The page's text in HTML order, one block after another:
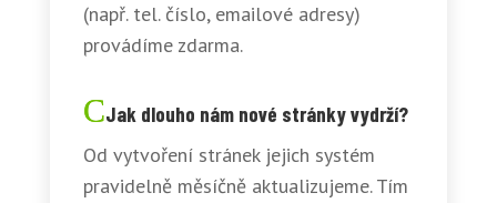
(např. tel. číslo, emailové adresy)
provádíme zdarma.
Jak dlouho nám nové stránky vydrží?
Od vytvoření stránek jejich systém
pravidelně měsíčně aktualizujeme. Tím